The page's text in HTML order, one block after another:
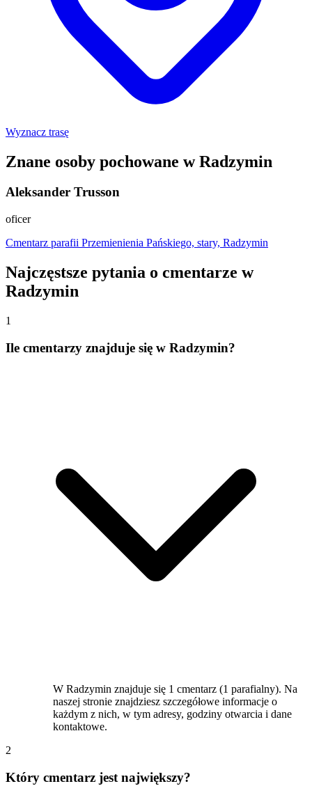
Wyznacz trasę
Znane osoby pochowane w Radzymin
Aleksander Trusson
oficer
Cmentarz parafii Przemienienia Pańskiego, stary, Radzymin
Najczęstsze pytania o cmentarze w
Radzymin
1
Ile cmentarzy znajduje się w Radzymin?
W Radzymin znajduje się 1 cmentarz (1 parafialny). Na
naszej stronie znajdziesz szczegółowe informacje o
każdym z nich, w tym adresy, godziny otwarcia i dane
kontaktowe.
2
Który cmentarz jest największy?